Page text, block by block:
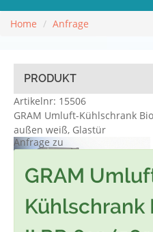
Home Anfrage
PRODUKT
Artikelnr: 15506
GRAM Umluft-Kühlschrank
außen weiß, Glastür
Anfrage zu
GRAM
Kühlschrank